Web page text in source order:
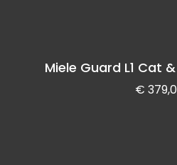
Miele Guard L1 Cat
€